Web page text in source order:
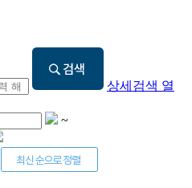
상세검색 열
~